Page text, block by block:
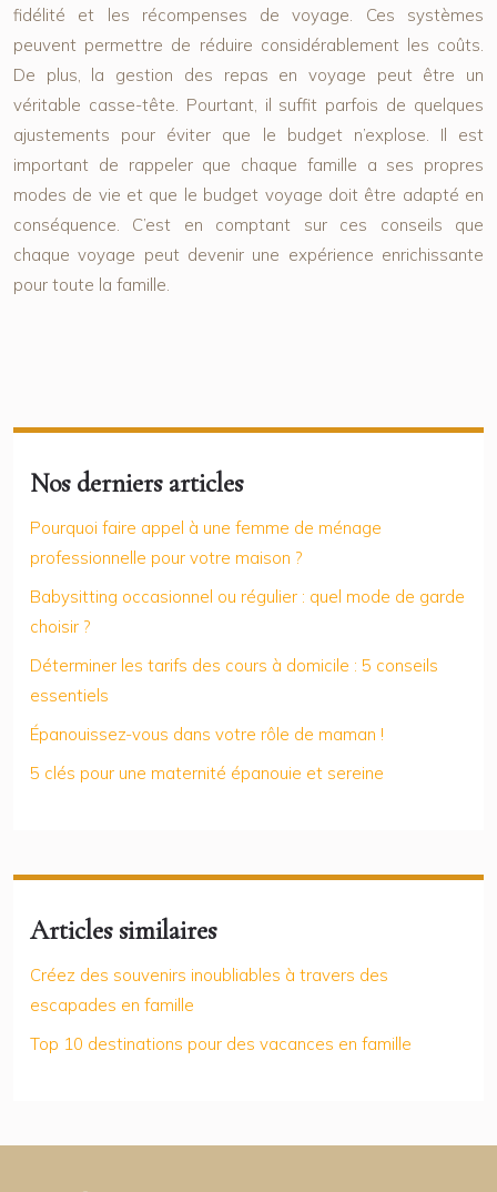
fidélité et les récompenses de voyage. Ces systèmes
peuvent permettre de réduire considérablement les coûts.
De plus, la gestion des repas en voyage peut être un
véritable casse-tête. Pourtant, il suffit parfois de quelques
ajustements pour éviter que le budget n’explose. Il est
important de rappeler que chaque famille a ses propres
modes de vie et que le budget voyage doit être adapté en
conséquence. C’est en comptant sur ces conseils que
chaque voyage peut devenir une expérience enrichissante
pour toute la famille.
Nos derniers articles
Pourquoi faire appel à une femme de ménage
professionnelle pour votre maison ?
Babysitting occasionnel ou régulier : quel mode de garde
choisir ?
Déterminer les tarifs des cours à domicile : 5 conseils
essentiels
Épanouissez-vous dans votre rôle de maman !
5 clés pour une maternité épanouie et sereine
Articles similaires
Créez des souvenirs inoubliables à travers des
escapades en famille
Top 10 destinations pour des vacances en famille